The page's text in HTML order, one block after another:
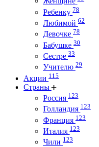
Ребенку 78
Любимой 62
Девочке 78
Бабушке 30
Сестре 33
Учителю 29
Акции 115
Страны
Россия 123
Голландия 123
Франция 123
Италия 123
Чили 123